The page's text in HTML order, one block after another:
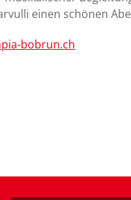
einen schönen
bobrun.ch